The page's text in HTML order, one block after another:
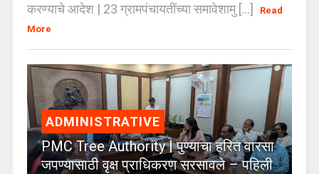
करण्याचे आदेश | 23 ग्रामपंचायतींच्या समावेशामु [...]
Read
More
ADMINISTRATIVE
PMC Tree Authority | पुण्याचा हरित वारसा
जपण्यासाठी वृक्ष प्राधिकरण सरसावले – पहिली